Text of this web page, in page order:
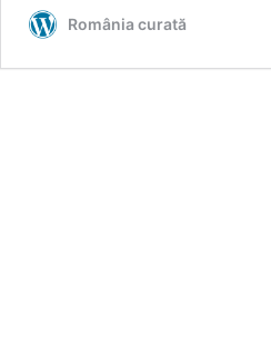
România curată